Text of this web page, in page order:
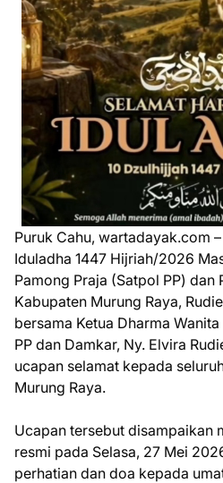
Puruk Cahu, wartadayak.com
Iduladha 1447 Hijriah/2026
Pamong Praja (Satpol PP) dan
Kabupaten Murung Raya, Rudie
bersama Ketua Dharma
PP dan Damkar, Ny. Elvira
ucapan selamat kepada
Murung Raya.
Ucapan tersebut disampaikan
resmi pada Selasa, 27 Mei
perhatian dan doa kepada